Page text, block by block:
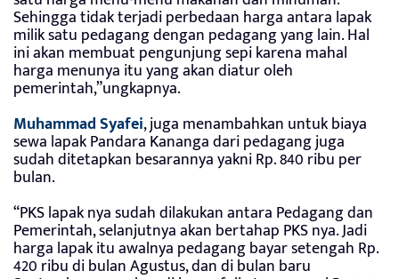
Sehingga tidak terjadi perbedaan harga antara lapak
milik satu pedagang dengan pedagang yang lain. Hal
ini akan membuat pengunjung sepi karena mahal
harga menunya itu yang akan diatur oleh
pemerintah,”ungkapnya.
Muhammad Syafei, juga menambahkan untuk biaya
sewa lapak Pandara Kananga dari pedagang juga
sudah ditetapkan besarannya yakni Rp. 840 ribu per
bulan.
“PKS lapak nya sudah dilakukan antara Pedagang dan
Pemerintah, selanjutnya akan bertahap PKS nya. Jadi
harga lapak itu awalnya pedagang bayar setengah Rp.
420 ribu di bulan Agustus, dan di bulan baru